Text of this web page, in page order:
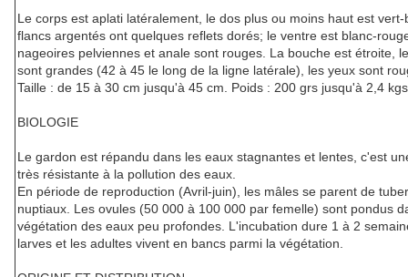
Le corps est aplati latéralement, le dos plus ou moins haut est vert-
flancs argentés ont quelques reflets dorés; le ventre est blanc-
nageoires pelviennes et anale sont rouges. La bouche est étroite,
sont grandes (42 à 45 le long de la ligne latérale), les yeux sont
Taille : de 15 à 30 cm jusqu'à 45 cm. Poids : 200 grs jusqu'à 2,4
BIOLOGIE
Le gardon est répandu dans les eaux stagnantes et lentes, c'est
très résistante à la pollution des eaux.
En période de reproduction (Avril-juin), les mâles se parent de
nuptiaux. Les ovules (50 000 à 100 000 par femelle) sont pondus
végétation des eaux peu profondes. L'incubation dure 1 à 2
larves et les adultes vivent en bancs parmi la végétation.